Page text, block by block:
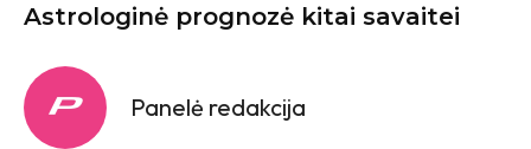
Astrologinė prognozė kitai savaitei
Panelė redakcija